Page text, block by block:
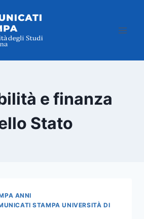
e finanza
Stato
ANNI
STAMPA UNIVERSITÀ DI